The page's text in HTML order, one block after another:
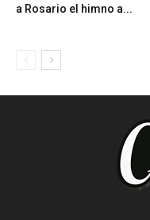
a Rosario el himno a...